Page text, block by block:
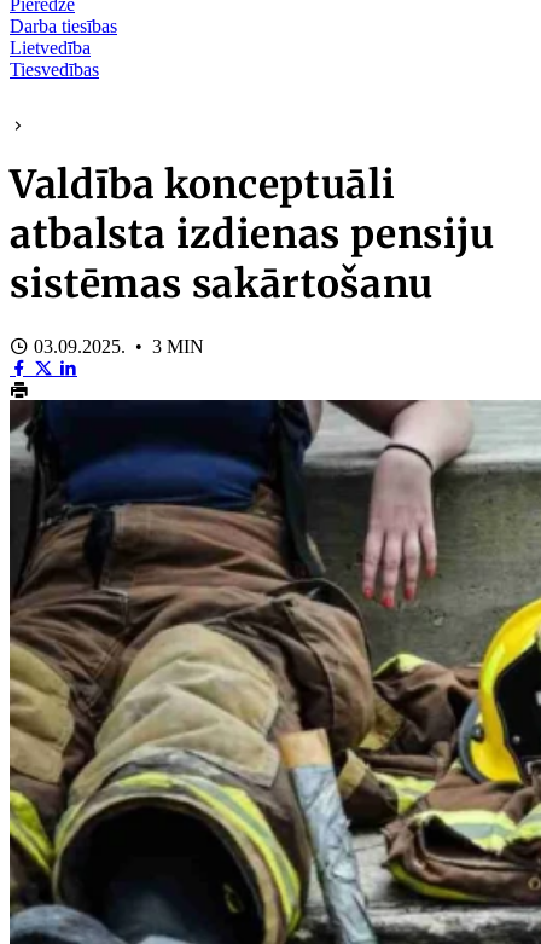
Darba tiesības
Lietvedība
Tiesvedības
Valdība konceptuāli
atbalsta izdienas pensiju
sistēmas sakārtošanu
03.09.2025. • 3 MIN